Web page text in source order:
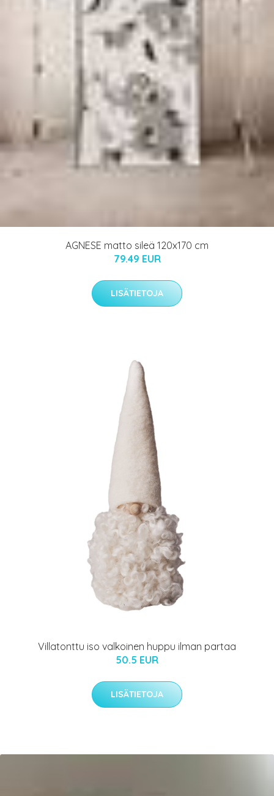
AGNESE matto sileä 120x170 cm
79.49 EUR
LISÄTIETOJA
Villatonttu iso valkoinen huppu ilman partaa
50.5 EUR
LISÄTIETOJA